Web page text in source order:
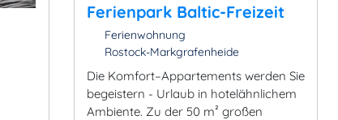
Ferienpark Baltic-Freizeit
Ferienwohnung
Rostock-Markgrafenheide
Die Komfort–Appartements werden Sie
begeistern - Urlaub in hotelähnlichem
Ambiente. Zu der 50 m² großen